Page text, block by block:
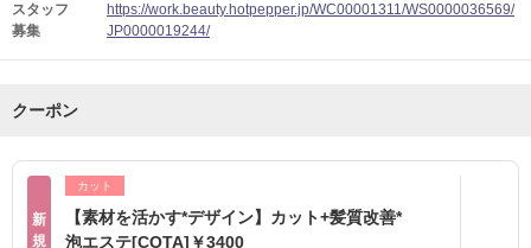
スタッフ
募集
https://work.beauty.hotpepper.jp/WC00001311/WS0000036569/
JP0000019244/
クーポン
新
規
カット
【素材を活かす*デザイン】カット+髪質改善*
泡エステ[COTA]￥3400